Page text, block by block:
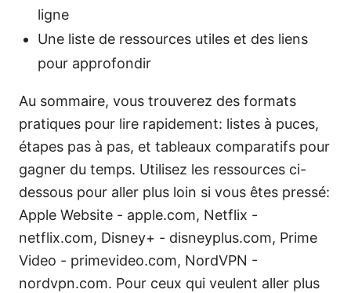
ligne
Une liste de ressources utiles et des liens
pour approfondir
Au sommaire, vous trouverez des formats
pratiques pour lire rapidement: listes à puces,
étapes pas à pas, et tableaux comparatifs pour
gagner du temps. Utilisez les ressources ci-
dessous pour aller plus loin si vous êtes pressé:
Apple Website - apple.com, Netflix -
netflix.com, Disney+ - disneyplus.com, Prime
Video - primevideo.com, NordVPN -
nordvpn.com. Pour ceux qui veulent aller plus